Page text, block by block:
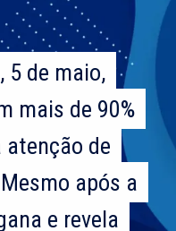
5 de maio,
mais de 90%
atenção de
após a
e revela
5 de maio,
mais de 90%
atenção de
após a
e revela